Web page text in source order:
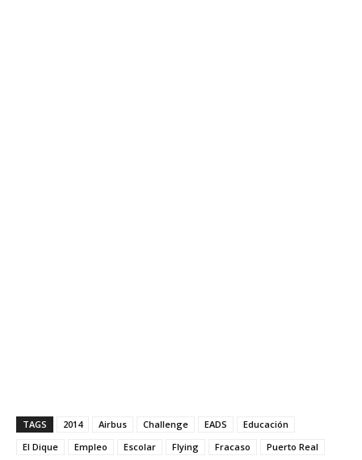
TAGS 2014 Airbus Challenge EADS
Educación
El Dique
Empleo Escolar Flying Fracaso Puerto Real